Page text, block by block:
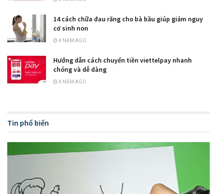
14 cách chữa đau răng cho bà bầu giúp giảm nguy
cơ sinh non
4 NĂM AGO
Hướng dẫn cách chuyển tiền viettelpay nhanh
chóng và dễ dàng
4 NĂM AGO
Tin phổ biến